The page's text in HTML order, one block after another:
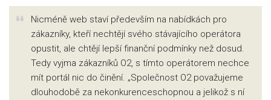
Nicméně web staví především na nabídkách pro
zákazníky, kteří nechtějí svého stávajícího operátora
opustit, ale chtějí lepší finanční podmínky než dosud.
Tedy vyjma zákazníků O2, s tímto operátorem nechce
mít portál nic do činění. „Společnost O2 považujeme
dlouhodobě za nekonkurenceschopnou a jelikož s ní